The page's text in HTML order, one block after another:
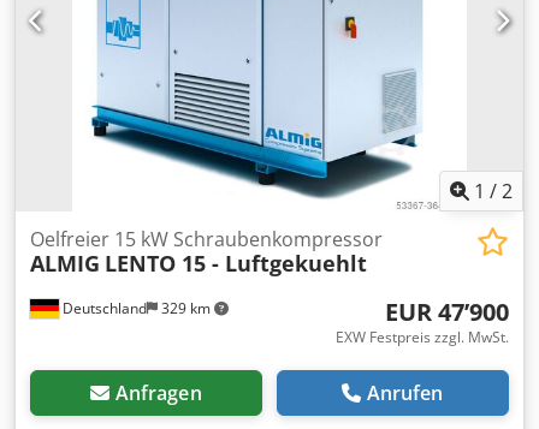
1 /2
Deutschland 329 km
Oelfreier 15 kW Schraubenkompressor
ALMIG LENTO 15 - Luftgekuehlt
EUR 47’900
EXW Festpreis zzgl. MwSt.
Anfragen Anrufen